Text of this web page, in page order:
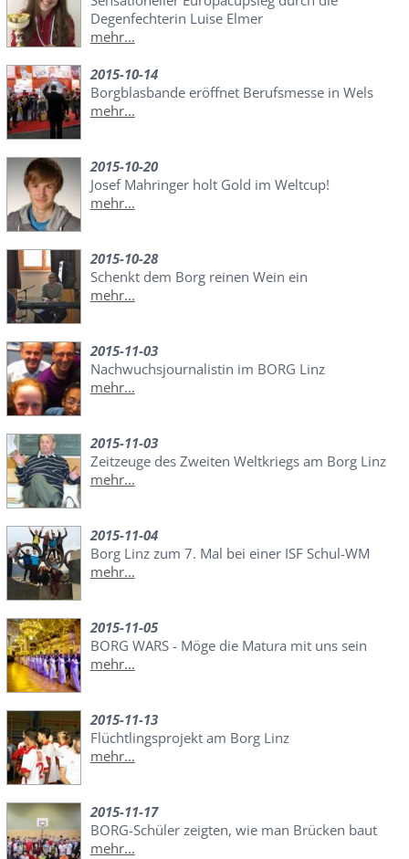
Degenfechterin Luise Elmer
mehr...
2015-10-14
Borgblasbande eröffnet Berufsmesse in Wels
mehr...
2015-10-20
Josef Mahringer holt Gold im Weltcup!
mehr...
2015-10-28
Schenkt dem Borg reinen Wein ein
mehr...
2015-11-03
Nachwuchsjournalistin im BORG Linz
mehr...
2015-11-03
Zeitzeuge des Zweiten Weltkriegs am Borg Linz
mehr...
2015-11-04
Borg Linz zum 7. Mal bei einer ISF Schul-WM
mehr...
2015-11-05
BORG WARS - Möge die Matura mit uns sein
mehr...
2015-11-13
Flüchtlingsprojekt am Borg Linz
mehr...
2015-11-17
BORG-Schüler zeigten, wie man Brücken baut
mehr...